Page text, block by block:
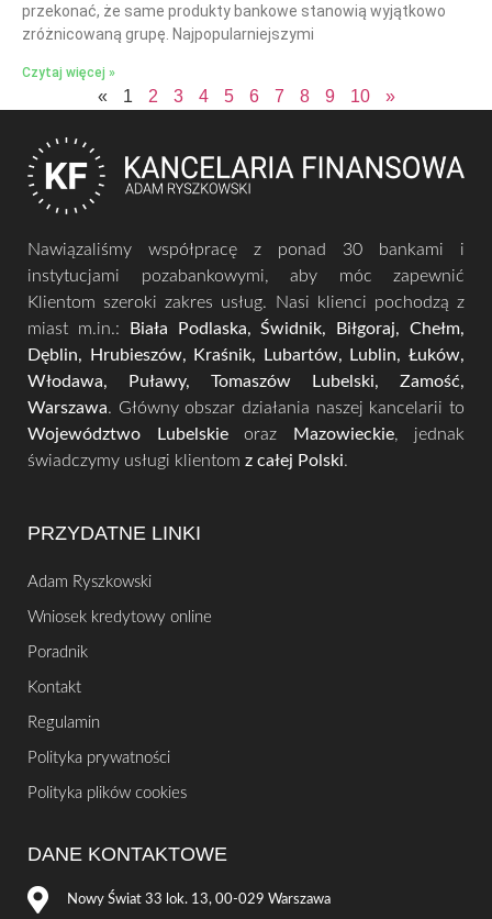
przekonać, że same produkty bankowe stanowią wyjątkowo
zróżnicowaną grupę. Najpopularniejszymi
Czytaj więcej »
« 1 2 3 4 5 6 7 8 9 10 »
Nawiązaliśmy współpracę z ponad 30 bankami i
instytucjami pozabankowymi, aby móc zapewnić
Klientom szeroki zakres usług. Nasi klienci pochodzą z
miast m.in.:
Biała Podlaska, Świdnik, Biłgoraj, Chełm,
Dęblin, Hrubieszów, Kraśnik, Lubartów, Lublin, Łuków,
Włodawa, Puławy, Tomaszów Lubelski, Zamość,
Warszawa. Główny obszar działania naszej kancelarii to
Województwo Lubelskieoraz Mazowieckie, jednak
świadczymy usługi klientom z całej Polski.
PRZYDATNE LINKI
Adam Ryszkowski
Wniosek kredytowy online
Poradnik
Kontakt
Regulamin
Polityka prywatności
Polityka plików cookies
DANE KONTAKTOWE
Nowy Świat 33 lok. 13, 00-029 Warszawa